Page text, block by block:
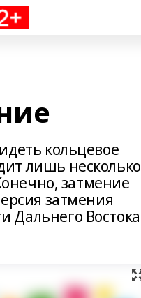
кольцевое
лишь несколько
затмение
затмения
Дальнего Востока